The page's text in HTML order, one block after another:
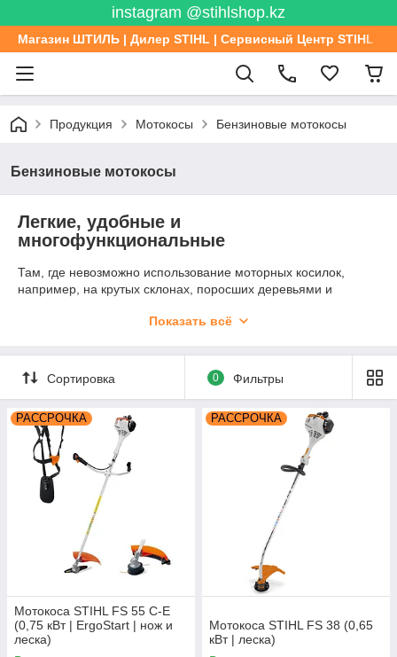
instagram @stihlshop.kz
Магазин ШТИЛЬ | Дилер STIHL | Сервисный Центр STIHL
Продукция Мотокосы Бензиновые мотокосы
Бензиновые мотокосы
Легкие, удобные и
многофункциональные
Там, где невозможно использование моторных косилок,
например, на крутых склонах, поросших деревьями и
В зависимости от мощности двигателя и используемого
как выравнивать края газонов, так и прореживать сучковатый
дикий кустарник.
Показать всё
Сортировка 0 Фильтры
РАССРОЧКА
Мотокоса STIHL FS 55 C-E
(0,75 кВт | ErgoStart | нож и
леска)
РАССРОЧКА
Мотокоса STIHL FS 38 (0,65
кВт | леска)